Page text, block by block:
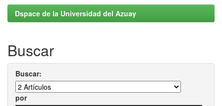
Dspace de la Universidad del Azuay
Buscar
Buscar:
por